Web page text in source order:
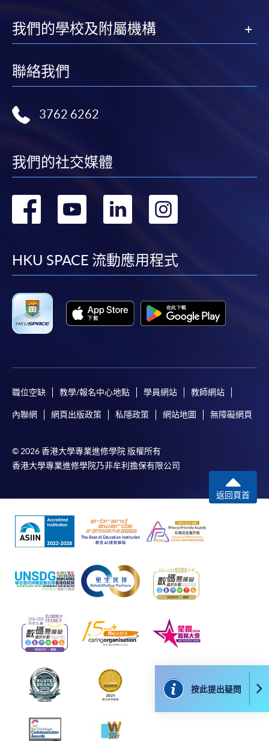
-個別學歷頒授課程
報讀同一學歷頒授課程內其他單元
交下期學費的學員，提供網上服務，如學員就讀的課
網上支付可通過「繳費靈」(PPS) (不適用於手機)、
VISA 或 Mastercard、「微信支付」(Online WeChat
繳付學費。
親身報名/郵遞
報讀新課程
凡以「先到先得」為取錄方式的課程，請填妥
[下載報名表SF26]
申請學歷頒授及專業課程可能需要其他資料，報名
表格後，請連同報名費/學費以及所需證明文件親
往報名中心或以郵遞方式遞交。
​學院為學歷頒授課程特設「註冊及學費通知」，適
課程負責人會為學員送上「註冊及學費通知」
心或以郵遞方式，遞交「通知」及繳交所需費用。
有關繳費詳情，請參閱付款方法
。如對報名程序有任
何疑問，請詳閱個別課程資料，或聯絡有關課程負責
人或報名中心。
選用網上報名服務必須在已接駁互聯網及支援
按此提出疑問
折
我們的學校及附屬機構
聯絡我們
3762 6262
我們的社交媒體
轉
facebook
轉
youtube
轉
linkedin
HKU SPACE 流動應用程式
職位空缺 教學/報名中心地點 學員網站 教師網站
內聯網 網頁出版政策 私隱政策 網站地圖 無障礙網頁
© 2026 香港大學專業進修學院 版權所有
香港大學專業進修學院乃非牟利擔保有限公司
返回頁首